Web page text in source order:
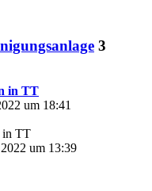
3
in TT
um 18:41
in TT
um 13:39